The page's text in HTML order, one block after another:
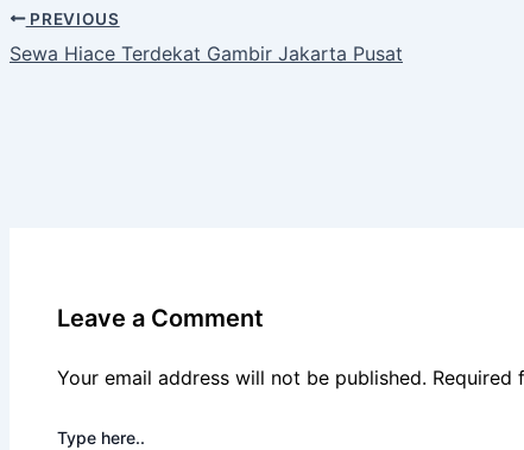
PREVIOUS
Sewa Hiace Terdekat Gambir Jakarta Pusat
Leave a Comment
Your email address will not be published. Required
Type here..